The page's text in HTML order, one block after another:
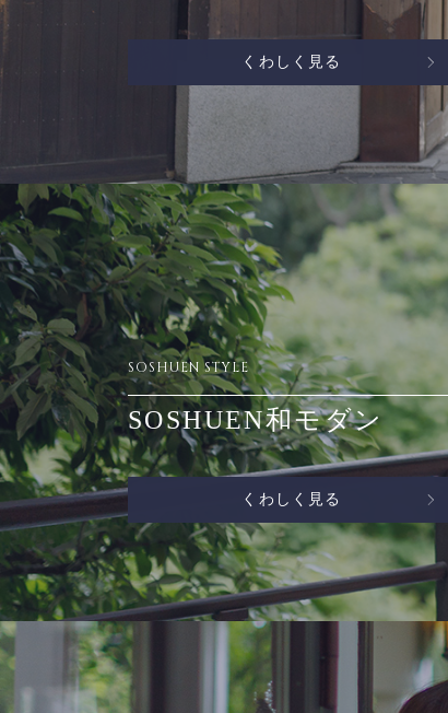
くわしく見る
SOSHUEN STYLE
SOSHUEN和モダン
くわしく見る